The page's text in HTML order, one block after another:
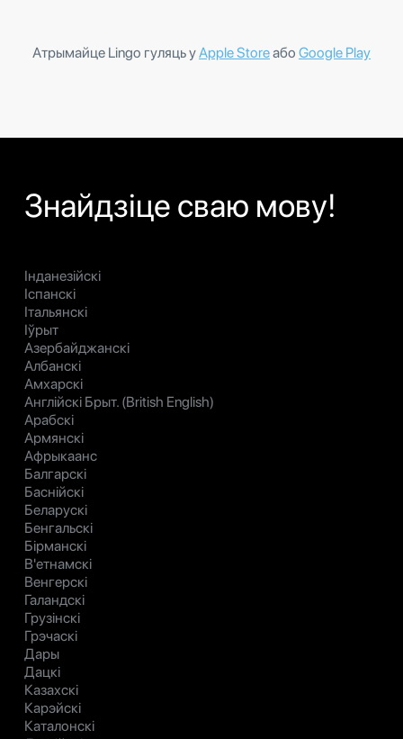
Атрымайце Lingo гуляць уApple Storeабо Google Play
Знайдзіце сваю мову!
Інданезійскі
Іспанскі
Італьянскі
Іўрыт
Азербайджанскі
Албанскі
Амхарскі
Англійскі Брыт. (British English)
Арабскі
Армянскі
Афрыкаанс
Балгарскі
Баснійскі
Беларускі
Бенгальскі
Бірманскі
В'етнамскі
Венгерскі
Галандскі
Грузінскі
Грэчаскі
Дары
Дацкі
Казахскі
Карэйскі
Каталонскі